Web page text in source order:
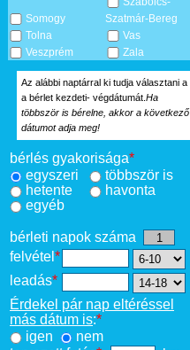
Somogy
Szatmár-Bereg
Tolna
Vas
Veszprém
Zala
Az alábbi naptárral ki tudja választani a
a bérlet kezdeti- végdátumát. Ha
többször is bérelne, akkor a következő
dátumot adja meg!
bérlés gyakorisága*
egyszeri
többször is
hetente
havonta
egyéb
bérleti napok száma
felvétel *
leadás*
Érdekel pár nap eltéréssel
más dátum is:*
igen
nem